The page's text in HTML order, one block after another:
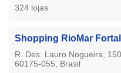
324 lojas
Shopping RioMar
R. Des. Lauro Nogueira,
60175-055, Brasil